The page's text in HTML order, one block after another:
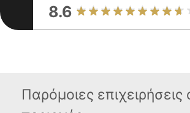
8.6
Παρόμοιες